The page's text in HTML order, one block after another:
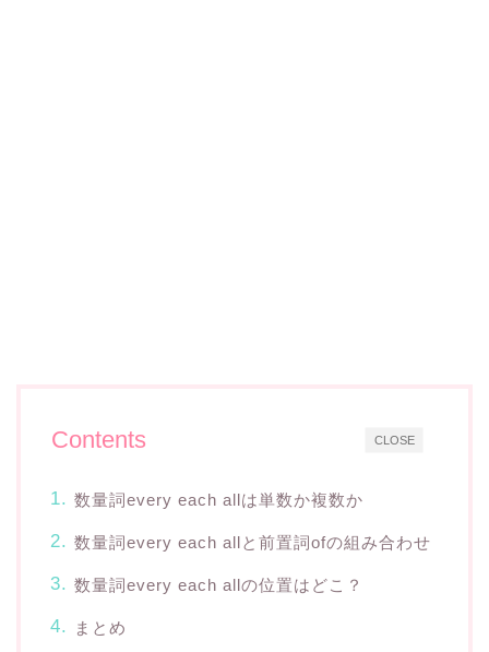
CLOSE
Contents
数量詞every each allは単数か複数か
数量詞every each allと前置詞ofの組み合わせ
数量詞every each allの位置はどこ？
まとめ